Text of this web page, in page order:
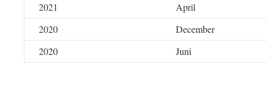
2021
April
2020
December
2020
Juni